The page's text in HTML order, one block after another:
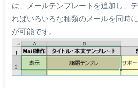
は、メールテンプレートを追加し、
ればいろいろな種類のメールを同時
が可能です。